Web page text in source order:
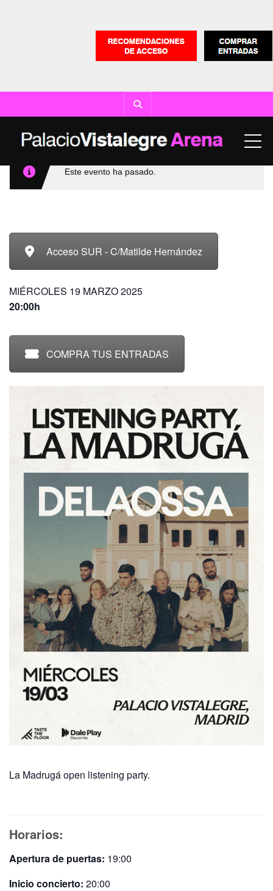
Este evento ha pasado.
Acceso SUR - C/Matilde Hernández
MIÉRCOLES 19 MARZO 2025
20:00h
COMPRA TUS ENTRADAS
La Madrugá open listening party.
Horarios:
Apertura de puertas: 19:00
Inicio concierto: 20:00